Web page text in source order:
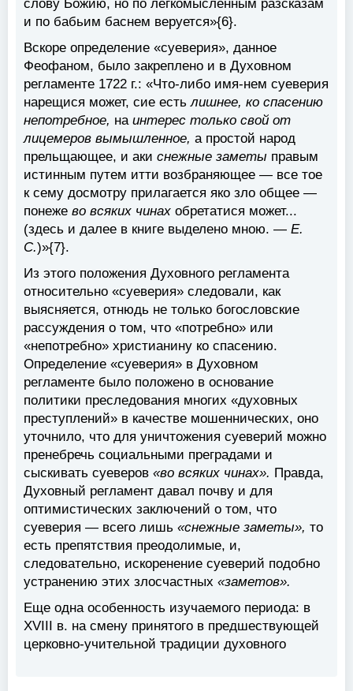
слову Божию, но по легкомысленным разсказам
и по бабьим баснем веруется»{6}.
Вскоре определение «суеверия», данное
Феофаном, было закреплено и в Духовном
регламенте 1722 г.: «Что-либо имя-нем суеверия
нарещися может, сие естьлишнее, ко спасению
непотребное, на интерес только свой от
лицемеров вымышленное, а простой народ
прельщающее, и аки снежные заметы правым
истинным путем итти возбраняющее — все тое
к сему досмотру прилагается яко зло общее —
понеже во всяких чинах обретатися может...
(здесь и далее в книге выделено мною. — Е.
С.)»{7}.
Из этого положения Духовного регламента
относительно «суеверия» следовали, как
выясняется, отнюдь не только богословские
рассуждения о том, что «потребно» или
«непотребно» христианину ко спасению.
Определение «суеверия» в Духовном
регламенте было положено в основание
политики преследования многих «духовных
преступлений» в качестве мошеннических, оно
уточнило, что для уничтожения суеверий можно
пренебречь социальными преградами и
сыскивать суеверов «во всяких чинах». Правда,
Духовный регламент давал почву и для
оптимистических заключений о том, что
суеверия — всего лишь «снежные заметы», то
есть препятствия преодолимые, и,
следовательно, искоренение суеверий подобно
устранению этих злосчастных «заметов».
Еще одна особенность изучаемого периода: в
XVIII в. на смену принятого в предшествующей
церковно-учительной традиции духовного